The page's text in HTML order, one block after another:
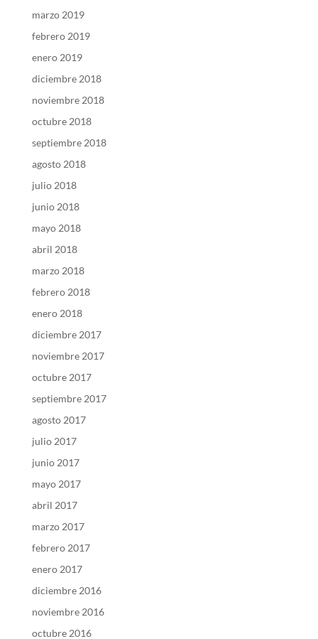
marzo 2019
febrero 2019
enero 2019
diciembre 2018
noviembre 2018
octubre 2018
septiembre 2018
agosto 2018
julio 2018
junio 2018
mayo 2018
abril 2018
marzo 2018
febrero 2018
enero 2018
diciembre 2017
noviembre 2017
octubre 2017
septiembre 2017
agosto 2017
julio 2017
junio 2017
mayo 2017
abril 2017
marzo 2017
febrero 2017
enero 2017
diciembre 2016
noviembre 2016
octubre 2016